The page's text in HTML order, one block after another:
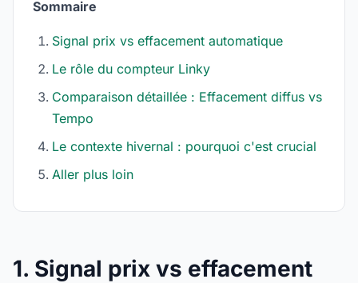
Sommaire
Signal prix vs effacement automatique
Le rôle du compteur Linky
Comparaison détaillée : Effacement diffus vs
Tempo
Le contexte hivernal : pourquoi c'est crucial
Aller plus loin
1. Signal prix vs effacement